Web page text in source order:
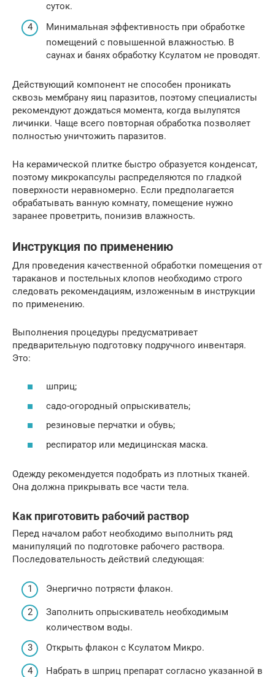
суток.
Минимальная эффективность при обработке
помещений с повышенной влажностью. В
саунах и банях обработку Ксулатом не проводят.
Действующий компонент не способен проникать
сквозь мембрану яиц паразитов, поэтому специалисты
рекомендуют дождаться момента, когда вылупятся
личинки. Чаще всего повторная обработка позволяет
полностью уничтожить паразитов.
На керамической плитке быстро образуется конденсат,
поэтому микрокапсулы распределяются по гладкой
поверхности неравномерно. Если предполагается
обрабатывать ванную комнату, помещение нужно
заранее проветрить, понизив влажность.
Инструкция по применению
Для проведения качественной обработки помещения от
тараканов и постельных клопов необходимо строго
следовать рекомендациям, изложенным в инструкции
по применению.
Выполнения процедуры предусматривает
предварительную подготовку подручного инвентаря.
Это:
шприц;
садо-огородный опрыскиватель;
резиновые перчатки и обувь;
респиратор или медицинская маска.
Одежду рекомендуется подобрать из плотных тканей.
Она должна прикрывать все части тела.
Как приготовить рабочий раствор
Перед началом работ необходимо выполнить ряд
манипуляций по подготовке рабочего раствора.
Последовательность действий следующая:
Энергично потрясти флакон.
Заполнить опрыскиватель необходимым
количеством воды.
Открыть флакон с Ксулатом Микро.
Набрать в шприц препарат согласно указанной в